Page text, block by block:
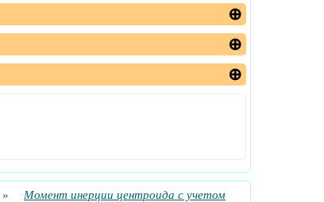
»
Момент инерции центроида с учетом